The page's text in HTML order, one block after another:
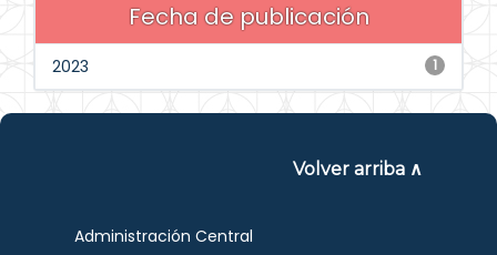
Fecha de publicación
1
2023
Volver arriba ∧
Administración Central